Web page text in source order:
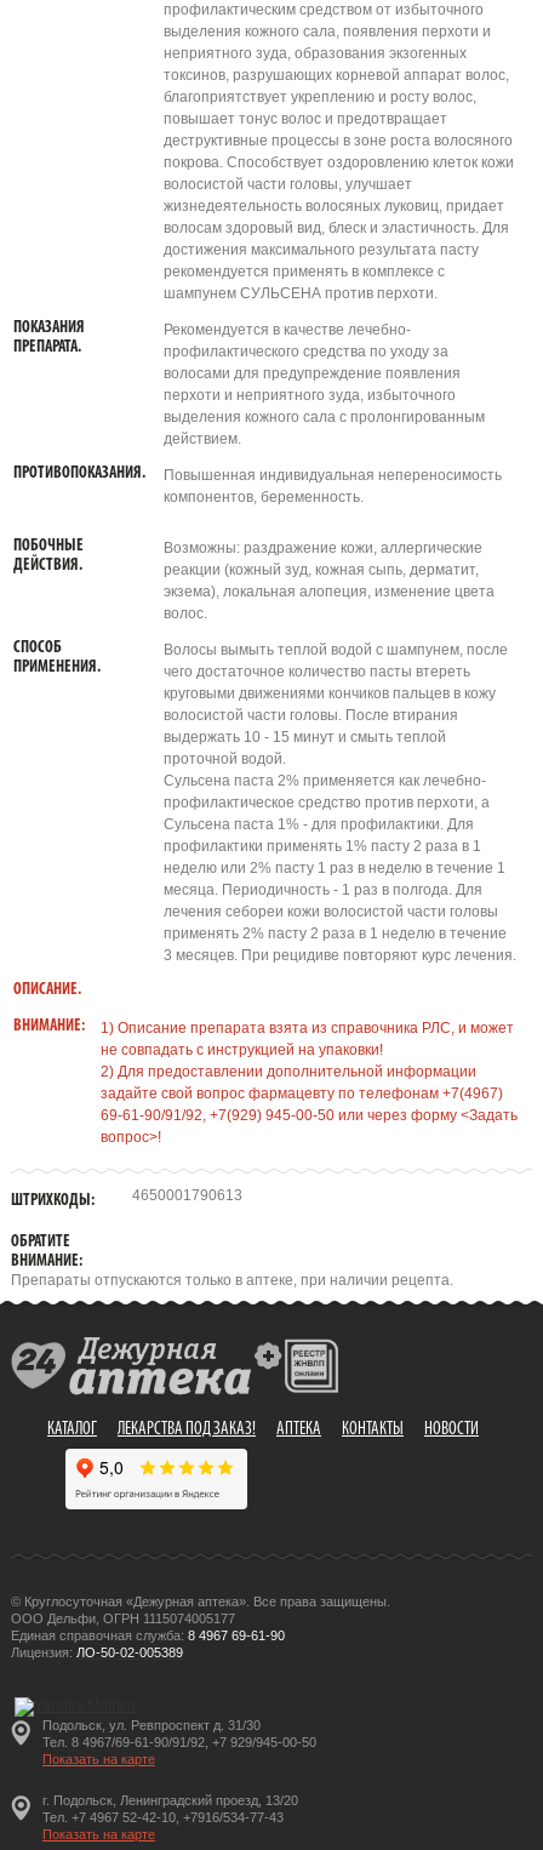
профилактическим средством от избыточного
выделения кожного сала, появления перхоти и
неприятного зуда, образования экзогенных
токсинов, разрушающих корневой аппарат волос,
благоприятствует укреплению и росту волос,
повышает тонус волос и предотвращает
деструктивные процессы в зоне роста волосяного
покрова. Способствует оздоровлению клеток кожи
волосистой части головы, улучшает
жизнедеятельность волосяных луковиц, придает
волосам здоровый вид, блеск и эластичность. Для
достижения максимального результата пасту
рекомендуется применять в комплексе с
шампунем СУЛЬСЕНА против перхоти.
ПОКАЗАНИЯ
ПРЕПАРАТА.
Рекомендуется в качестве лечебно-
профилактического средства по уходу за
волосами для предупреждение появления
перхоти и неприятного зуда, избыточного
выделения кожного сала с пролонгированным
действием.
ПРОТИВОПОКАЗАНИЯ.
Повышенная индивидуальная непереносимость
компонентов, беременность.
ПОБОЧНЫЕ
ДЕЙСТВИЯ.
Возможны: раздражение кожи, аллергические
реакции (кожный зуд, кожная сыпь, дерматит,
экзема), локальная алопеция, изменение цвета
волос.
СПОСОБ
ПРИМЕНЕНИЯ.
Волосы вымыть теплой водой с шампунем, после
чего достаточное количество пасты втереть
круговыми движениями кончиков пальцев в кожу
волосистой части головы. После втирания
выдержать 10 - 15 минут и смыть теплой
проточной водой.
Сульсена паста 2% применяется как лечебно-
профилактическое средство против перхоти, а
Сульсена паста 1% - для профилактики. Для
профилактики применять 1% пасту 2 раза в 1
неделю или 2% пасту 1 раз в неделю в течение 1
месяца. Периодичность - 1 раз в полгода. Для
лечения себореи кожи волосистой части головы
применять 2% пасту 2 раза в 1 неделю в течение
3 месяцев. При рецидиве повторяют курс лечения.
ОПИСАНИЕ.
ВНИМАНИЕ:
1) Описание препарата взята из справочника РЛС, и может
не совпадать с инструкцией на упаковки!
2) Для предоставлении дополнительной информации
задайте свой вопрос фармацевту по телефонам +7(4967)
69-61-90/91/92, +7(929) 945-00-50 или через форму <Задать
вопрос>!
ШТРИХКОДЫ: 4650001790613
ОБРАТИТЕ
ВНИМАНИЕ:
Препараты отпускаются только в аптеке, при наличии рецепта.
КАТАЛОГ ЛЕКАРСТВА ПОД ЗАКАЗ! АПТЕКА КОНТАКТЫ НОВОСТИ
© Круглосуточная «Дежурная аптека». Все права защищены.
ООО Дельфи, ОГРН 1115074005177
Единая справочная служба: 8 4967 69-61-90
Лицензия: ЛО-50-02-005389
Подольск, ул. Ревпроспект д. 31/30
Тел. 8 4967/69-61-90/91/92, +7 929/945-00-50
Показать на карте
г. Подольск, Ленинградский проезд, 13/20
Тел. +7 4967 52-42-10, +7916/534-77-43
Показать на карте